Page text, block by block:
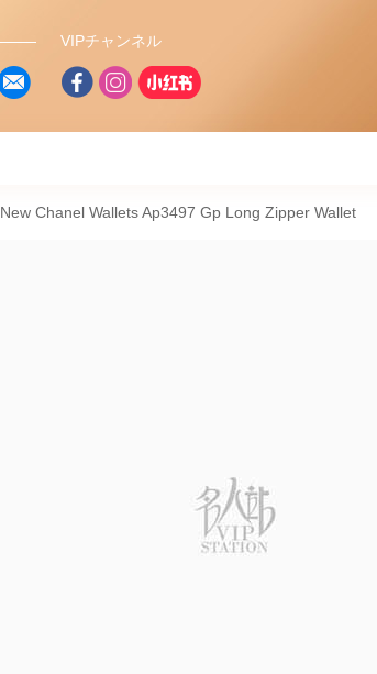
VIPチャンネル
New Chanel Wallets Ap3497 Gp Long Zipper Wallet